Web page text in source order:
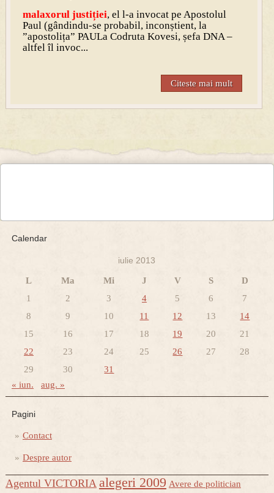
malaxorul justiției, el l-a invocat pe Apostolul
Paul (gândindu-se probabil, inconștient, la
”apostolița” PAULa Codruta Kovesi, șefa DNA –
altfel îl invoc...
Citeste mai mult
Calendar
iulie 2013
L Ma Mi J V S
D
1
2 3 4 5 6
7
8
9 10 11 12 13
14
15
16 17 18 19 20
21
22
23 24 25 26 27
28
29
30 31
« iun. aug. »
Pagini
Contact
Despre autor
Agentul VICTORIA alegeri 2009 Avere de politician